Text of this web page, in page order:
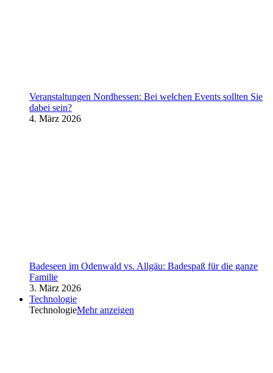
Veranstaltungen Nordhessen: Bei welchen Events sollten Sie
dabei sein?
4. März 2026
Badeseen im Odenwald vs. Allgäu: Badespaß für die ganze
Familie
3. März 2026
Technologie
TechnologieMehr anzeigen